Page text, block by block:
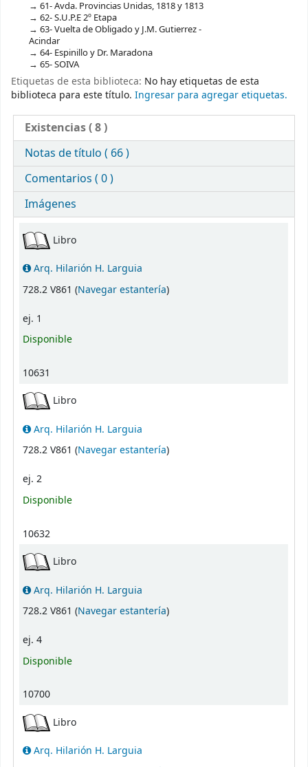
61- Avda. Provincias Unidas, 1818 y 1813
62- S.U.P.E 2º Etapa
63- Vuelta de Obligado y J.M. Gutierrez -
Acindar
64- Espinillo y Dr. Maradona
65- SOIVA
Etiquetas de esta biblioteca: No hay etiquetas de esta
biblioteca para este título. Ingresar para agregar etiquetas.
Existencias( 8 )
Notas de título ( 66 )
Comentarios ( 0 )
Imágenes
Existencias
Libro
Arq. Hilarión H. Larguia
728.2 V861 (Navegar estantería(Abre debajo)
)
ej. 1
Disponible
10631
Libro
Arq. Hilarión H. Larguia
728.2 V861 (Navegar estantería(Abre debajo)
)
ej. 2
Disponible
10632
Libro
Arq. Hilarión H. Larguia
728.2 V861 (Navegar estantería(Abre debajo)
)
ej. 4
Disponible
10700
Libro
Arq. Hilarión H. Larguia